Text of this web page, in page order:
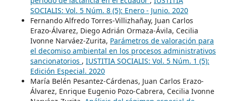
SOCIALIS: Vol. 5 Núm. 8 (5): Enero - Junio. 2020
Fernando Alfredo Torres-Villizhañay, Juan Carlos
Erazo-Álvarez, Diego Adrián Ormaza-Ávila, Cecilia
Ivonne Narváez-Zurita, Parámetros de valoración para
el decomiso ambiental en los procesos administrativos
sancionatorios , IUSTITIA SOCIALIS: Vol. 5 Núm. 1 (5):
Edición Especial. 2020
María Belén Pesantez-Cárdenas, Juan Carlos Erazo-
Álvarez, Enrique Eugenio Pozo-Cabrera, Cecilia Ivonne